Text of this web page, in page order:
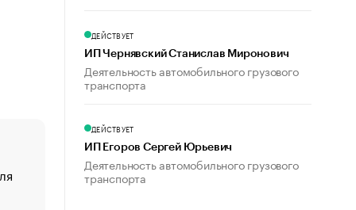
«От спорта тело стареет иначе». Как живет глава
создавшей GTA
ДЕЙСТВУЕТ
ИП Чернявский Станислав Миронович
Деятельность автомобильного грузового
транспорта
ДЕЙСТВУЕТ
ИП Егоров Сергей Юрьевич
Деятельность автомобильного грузового
транспорта